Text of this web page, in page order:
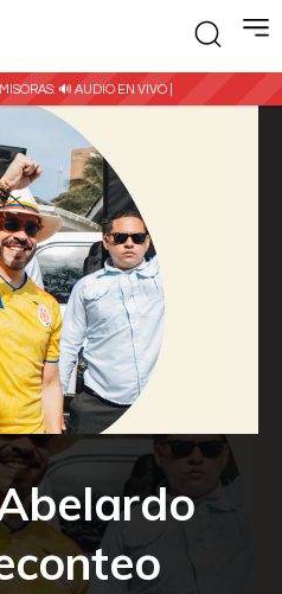
🔊 AUDIO EN VIVO |